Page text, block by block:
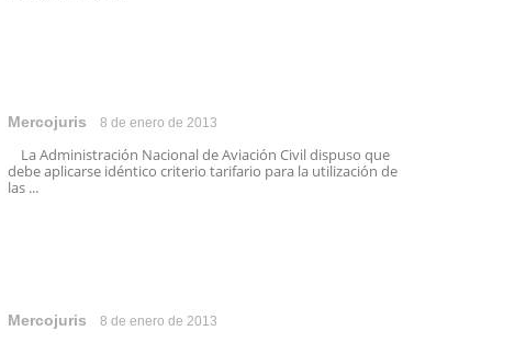
Mercojuris 8 de enero de 2013
La Administración Nacional de Aviación Civil dispuso que
debe aplicarse idéntico criterio tarifario para la utilización de
las ...
Mercojuris 8 de enero de 2013